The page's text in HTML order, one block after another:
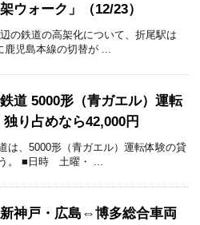
ウォーク」（12/23）
の鉄道の高架化について、折尾駅は
鹿児島本線の切替が ...
道 5000形（青ガエル）運転
り占めなら42,000円
は、5000形（青ガエル）運転体験の貸
。 ■日時 土曜・ ...
神戸・広島⇔博多総合車両